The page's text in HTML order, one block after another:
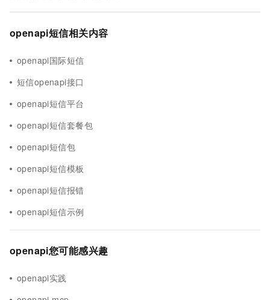
openapi短信相关内容
openapi国际短信
短信openapi接口
openapi短信平台
openapi短信套餐包
openapi短信包
openapi短信模板
openapi短信报错
openapi短信示例
openapi您可能感兴趣
openapi实践